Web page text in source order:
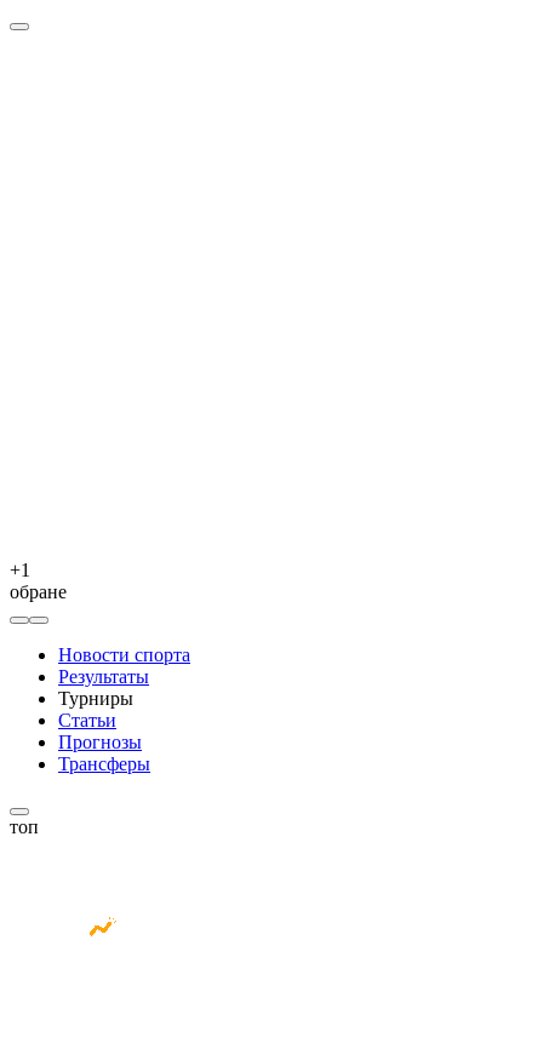
+1
обране
Новости спорта
Результаты
Турниры
Статьи
Прогнозы
Трансферы
топ